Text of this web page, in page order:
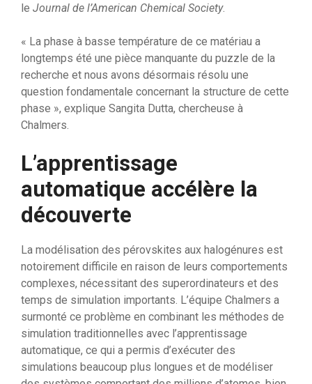
le Journal de l’American Chemical Society.
« La phase à basse température de ce matériau a
longtemps été une pièce manquante du puzzle de la
recherche et nous avons désormais résolu une
question fondamentale concernant la structure de cette
phase », explique Sangita Dutta, chercheuse à
Chalmers.
L’apprentissage
automatique accélère la
découverte
La modélisation des pérovskites aux halogénures est
notoirement difficile en raison de leurs comportements
complexes, nécessitant des superordinateurs et des
temps de simulation importants. L’équipe Chalmers a
surmonté ce problème en combinant les méthodes de
simulation traditionnelles avec l’apprentissage
automatique, ce qui a permis d’exécuter des
simulations beaucoup plus longues et de modéliser